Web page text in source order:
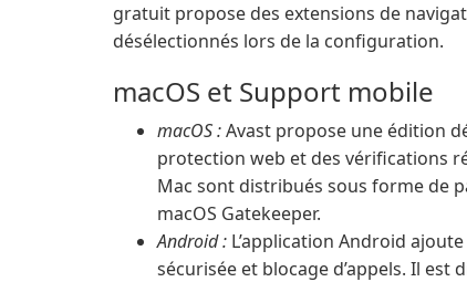
gratuit propose des extensions de
désélectionnés lors de la configuration.
macOS et Support mobile
macOS :Avast propose une édition
protection web et des vérifications
Mac sont distribués sous forme de
macOS Gatekeeper.
Android : L’application Android
sécurisée et blocage d’appels. Il